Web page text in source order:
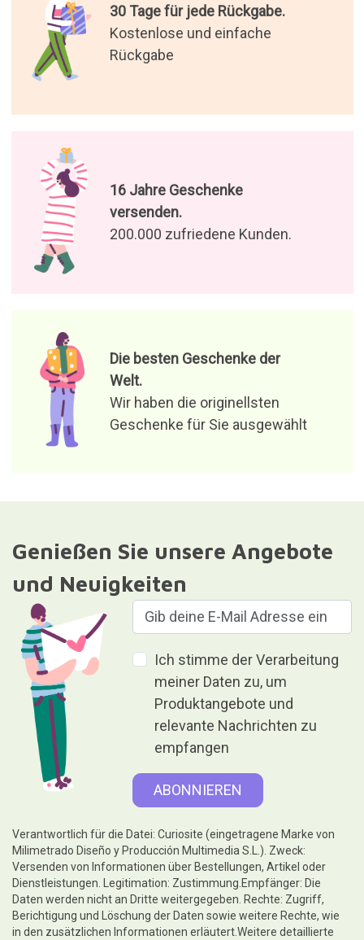
30 Tage für jede Rückgabe.
Kostenlose und einfache
Rückgabe
16 Jahre Geschenke
versenden.
200.000 zufriedene Kunden.
Die besten Geschenke der
Welt.
Wir haben die originellsten
Geschenke für Sie ausgewählt
Genießen Sie unsere Angebote
und Neuigkeiten
Ich stimme der Verarbeitung
meiner Daten zu, um
Produktangebote und
relevante Nachrichten zu
empfangen
Verantwortlich für die Datei: Curiosite (eingetragene Marke von
Milimetrado Diseño y Producción Multimedia S.L.). Zweck:
Versenden von Informationen über Bestellungen, Artikel oder
Dienstleistungen. Legitimation: Zustimmung.Empfänger: Die
Daten werden nicht an Dritte weitergegeben. Rechte: Zugriff,
Berichtigung und Löschung der Daten sowie weitere Rechte, wie
in den zusätzlichen Informationen erläutert.Weitere detaillierte